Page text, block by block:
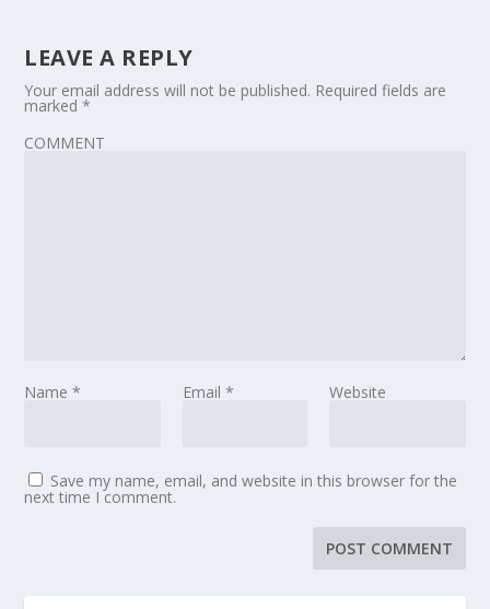
LEAVE A REPLY
Your email address will not be published. Required fields are
marked*
COMMENT
Name* Email * Website
Save my name, email, and website in this browser for the
next time I comment.